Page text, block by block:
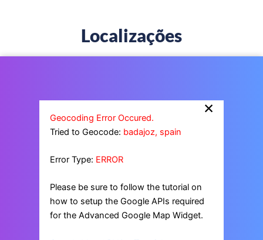
Localizações
×
Geocoding Error Occured.
Tried to Geocode: badajoz, spain
Error Type: ERROR
Please be sure to follow the tutorial on
how to setup the Google APIs required
for the Advanced Google Map Widget.